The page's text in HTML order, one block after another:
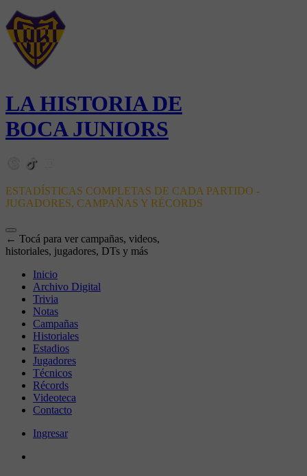
LA HISTORIA DE
BOCA JUNIORS
ESTADÍSTICAS COMPLETAS DE CADA PARTIDO -
JUGADORES, CAMPAÑAS Y RÉCORDS
← Tocá para ver campañas, videos,
historiales, jugadores, DTs y más
Inicio
Archivo Digital
Trivia
Notas
Campañas
Historiales
Estadios
Jugadores
Técnicos
Récords
Videoteca
Contacto
Ingresar